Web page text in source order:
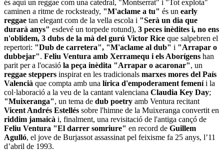
és aquí un reggae com una catedral, "Montserrat" i "Tot explota"
caminen a ritme de rocksteady, "M'aclame a tu" és un early
reggae tan elegant com de la vella escola i "Serà un dia que
durarà anys" esdevé un torpede rotund), 3 peces inèdites i, no ens
n'oblidem, 3 dubs de la mà del gurú Victor Rice que salpebren el
repertori: "Dub de carretera", "M'aclame al dub" i "Arrapar o
dubbejar". Feliu Ventura amb Xerramequ i els Aborígens han
parit per a l'ocasió la peça inèdita "Arrapar o acaronar", un
reggae steppers inspirat en les tradicionals marxes mores del País
Valencià que compta amb una lírica d'empoderament femeníi la
col·laboració a la veu de la cantant valenciana Claudia Key Day;
"Muixeranga", un tema de dub poetry amb Ventura recitant
Vicent Andrés Estellés sobre l'himne de la Muixeranga convertit en
riddim jamaicà i, finalment, una revisitació de l'antiga cançó de
Feliu Ventura "El darrer somriure" en record de Guillem
Agulló, el jove de Burjassot assassinat pel feixisme fa 25 anys, l’11
d’abril de 1993.